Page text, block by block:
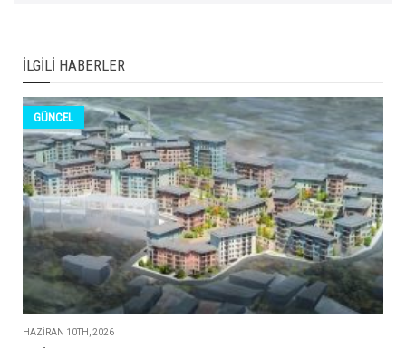
İLGILI HABERLER
GÜNCEL
HAZIRAN 10TH, 2026